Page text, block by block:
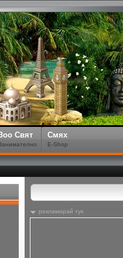
Свят Смях
E-Shop
рекламирай тук